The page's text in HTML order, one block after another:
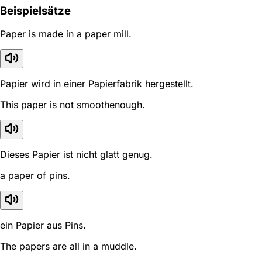
Beispielsätze
Paper is made in a paper mill.
Papier wird in einer Papierfabrik hergestellt.
This paper is not smoothenough.
Dieses Papier ist nicht glatt genug.
a paper of pins.
ein Papier aus Pins.
The papers are all in a muddle.